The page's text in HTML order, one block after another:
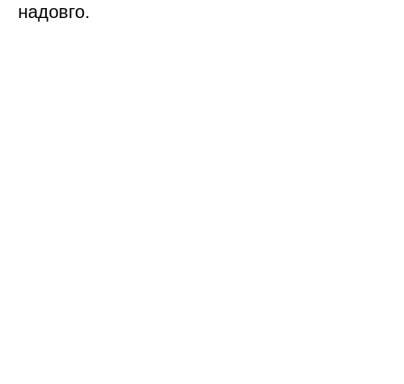
надовго.